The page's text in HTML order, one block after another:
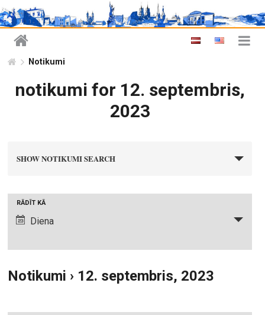
Notikumi
notikumi for 12. septembris,
2023
i
S
a
SHOW NOTIKUMI SEARCH
i
u
s
RĀDĪT KĀ
Diena
Notikumi › 12. septembris, 2023